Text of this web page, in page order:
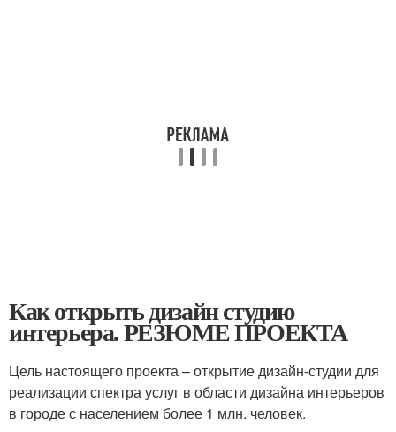
Как открыть дизайн студию
интерьера. РЕЗЮМЕ ПРОЕКТА
Цель настоящего проекта – открытие дизайн-студии для
реализации спектра услуг в области дизайна интерьеров
в городе с населением более 1 млн. человек.